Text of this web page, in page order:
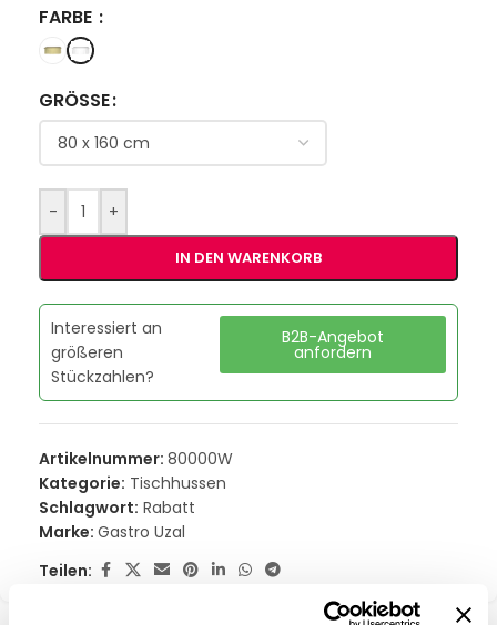
FARBE
GRÖSSE
- +
IN DEN WARENKORB
Interessiert an
größeren
Stückzahlen?
B2B-Angebot
anfordern
Artikelnummer: 80000W
Kategorie: Tischhussen
Schlagwort: Rabatt
Marke: Gastro Uzal
Teilen: